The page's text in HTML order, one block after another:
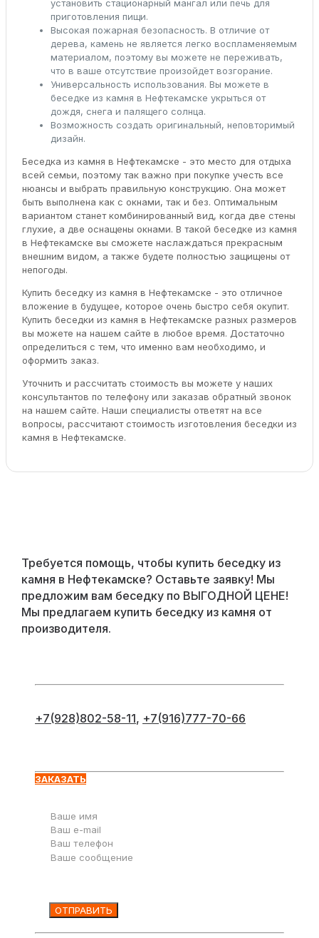
установить стационарный мангал или печь для
приготовления пищи.
Высокая пожарная безопасность. В отличие от
дерева, камень не является легко воспламеняемым
материалом, поэтому вы можете не переживать,
что в ваше отсутствие произойдет возгорание.
Универсальность использования. Вы можете в
беседке из камня в Нефтекамске укрыться от
дождя, снега и палящего солнца.
Возможность создать оригинальный, неповторимый
дизайн.
Беседка из камня в Нефтекамске - это место для отдыха
всей семьи, поэтому так важно при покупке учесть все
нюансы и выбрать правильную конструкцию. Она может
быть выполнена как с окнами, так и без. Оптимальным
вариантом станет комбинированный вид, когда две стены
глухие, а две оснащены окнами. В такой беседке из камня
в Нефтекамске вы сможете наслаждаться прекрасным
внешним видом, а также будете полностью защищены от
непогоды.
Купить беседку из камня в Нефтекамске - это отличное
вложение в будущее, которое очень быстро себя окупит.
Купить беседки из камня в Нефтекамске разных размеров
вы можете на нашем сайте в любое время. Достаточно
определиться с тем, что именно вам необходимо, и
оформить заказ.
Уточнить и рассчитать стоимость вы можете у наших
консультантов по телефону или заказав обратный звонок
на нашем сайте. Наши специалисты ответят на все
вопросы, рассчитают стоимость изготовления беседки из
камня в Нефтекамске.
Требуется помощь, чтобы купить беседку из
камня в Нефтекамске? Оставьте заявку! Мы
предложим вам беседку по ВЫГОДНОЙ ЦЕНЕ!
Мы предлагаем купить беседку из камня от
производителя.
+7(928)802-58-11, +7(916)777-70-66
ЗАКАЗАТЬ